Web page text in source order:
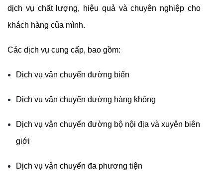
dịch vụ chất lượng, hiệu quả và chuyên nghiệp cho
khách hàng của mình.
Các dịch vụ cung cấp, bao gồm:
Dịch vụ vận chuyển đường biển
Dịch vụ vận chuyển đường hàng không
Dịch vụ vận chuyển đường bộ nội địa và xuyên biên
giới
Dịch vụ vận chuyển đa phương tiện